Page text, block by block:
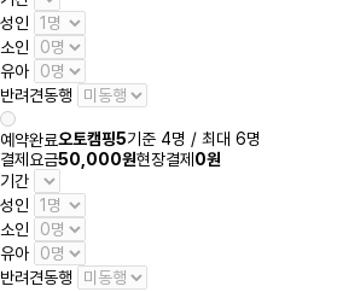
성인
소인
유아
반려견동행
예약완료오토캠핑5기준 4명 / 최대 6명
결제요금50,000원현장결제 0원
기간
성인
소인
유아
반려견동행